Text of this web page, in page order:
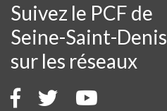
Suivez le PCF de
Seine-Saint-Denis
sur les réseaux